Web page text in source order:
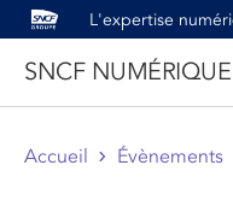
L'expertise
SNCF NUMÉRIQUE
Accueil Évènements